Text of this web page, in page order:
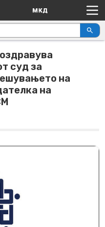
Navigation
суд за
на
на